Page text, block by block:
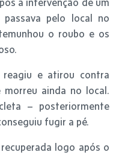
pelo local no
o roubo e os
e atirou contra
morreu ainda no local.
– posteriormente
fugir a pé.
logo após o